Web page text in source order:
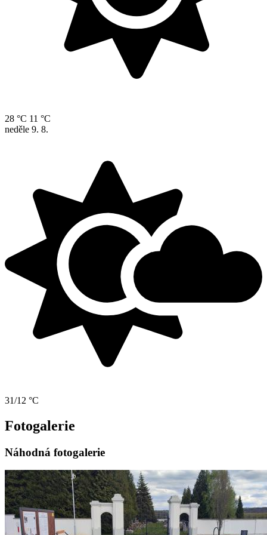
28 °C 11 °C
neděle 9. 8.
31/12 °C
Fotogalerie
Náhodná fotogalerie